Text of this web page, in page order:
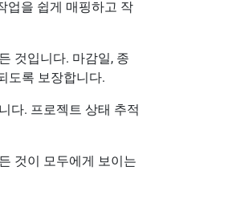
업을 쉽게 매핑하고 작
것입니다. 마감일, 종
도록 보장합니다.
다. 프로젝트 상태 추적
것이 모두에게 보이는